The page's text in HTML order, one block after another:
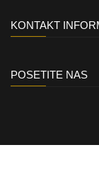
KONTAKT
POSETITE NAS